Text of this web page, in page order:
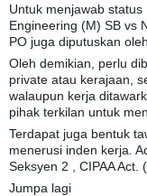
Untuk menjawab
Engineering (M) SB vs
PO juga diputuskan
Oleh demikian, perlu
private atau kerajaan,
walaupun kerja
pihak terkilan untuk
Terdapat juga bentuk
menerusi inden kerja.
Seksyen 2 , CIPAA
Jumpa lagi